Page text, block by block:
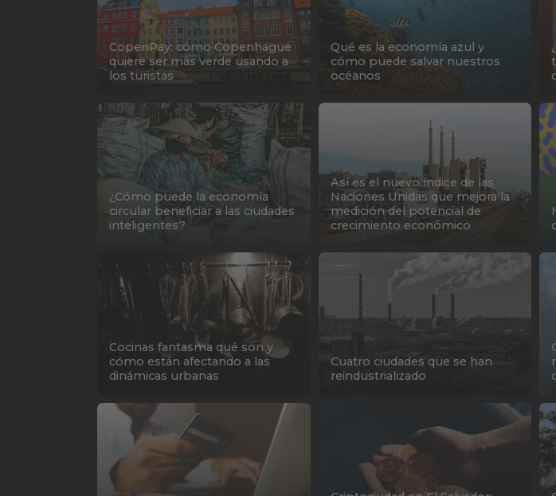
CopenPay: cómo Copenhague
quiere ser más verde usando a
los turistas
Qué es la economía azul y
cómo puede salvar nuestros
océanos
¿Cómo puede la economía
circular beneficiar a las ciudades
inteligentes?
Así es el nuevo índice de las
Naciones Unidas que mejora la
medición del potencial de
crecimiento económico
Cocinas fantasma qué son y
cómo están afectando a las
dinámicas urbanas
Cuatro ciudades que se han
reindustrializado